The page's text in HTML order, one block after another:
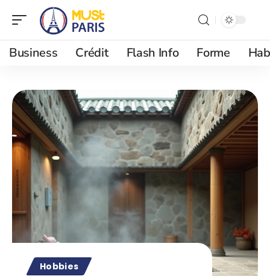
Business Crédit Flash Info Forme
Hobbies